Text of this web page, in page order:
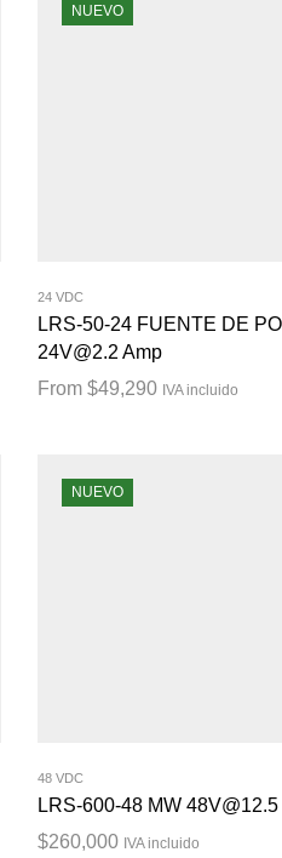
NUEVO
24 VDC
LRS-50-24 FUENTE DE
24V@2.2 Amp
From$49,290 IVA incluido
NUEVO
48 VDC
LRS-600-48 MW 48V@12.5
$260,000 IVA incluido